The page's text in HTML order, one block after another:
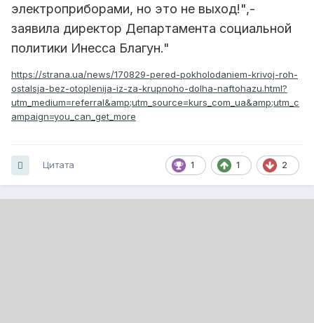
электроприборами, но это не выход!",-
заявила директор Департамента социальной
политики Инесса Благун."
https://strana.ua/news/170829-pered-pokholodaniem-krivoj-roh-
ostalsja-bez-otoplenija-iz-za-krupnoho-dolha-naftohazu.html?
utm_medium=referral&amp;utm_source=kurs_com_ua&amp;utm_c
ampaign=you_can_get_more
1 1 2
Цитата